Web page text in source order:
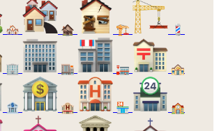
🏘️ 🏚️ 🏗️ 💈
🏢 🏬 🏣 🏤
🏦 🏨 🏪 🏫